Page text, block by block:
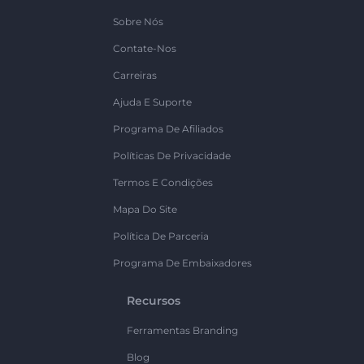
Sobre Nós
Contate-Nos
Carreiras
Ajuda E Suporte
Programa De Afiliados
Políticas De Privacidade
Termos E Condições
Mapa Do Site
Política De Parceria
Programa De Embaixadores
Recursos
Ferramentas Branding
Blog